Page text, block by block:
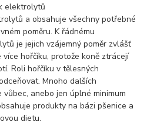
elektrolytů
a obsahuje všechny potřebné
poměru. K řádnému
je jejich vzájemný poměr zvlášť
více hořčíku, protože koně ztrácejí
Roli hořčíku v tělesných
Mnoho dalších
anebo jen úplné minimum
produkty na bázi pšenice a
dietu.